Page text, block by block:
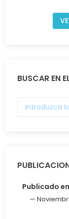
BUSCAR EN
Publicado